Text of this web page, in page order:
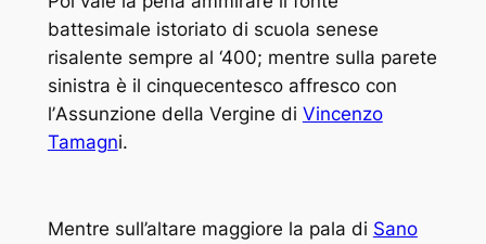
battesimale istoriato di scuola senese
risalente sempre al ‘400; mentre sulla parete
sinistra è il cinquecentesco affresco con
l’Assunzione della Vergine di Vincenzo
Tamagni.
Mentre sull’altare maggiore la pala di Sano